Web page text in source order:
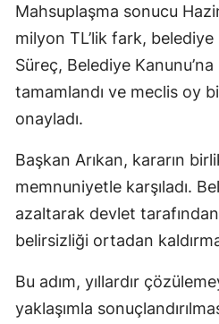
Mahsuplaşma sonucu
milyon TL’lik fark,
Süreç, Belediye
tamamlandı ve meclis oy
onayladı.
Başkan Arıkan, kararın
memnuniyetle karşıladı.
azaltarak devlet
belirsizliği ortadan
Bu adım, yıllardır
yaklaşımla